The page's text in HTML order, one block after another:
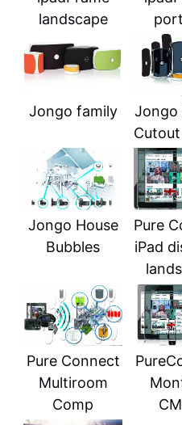
landscape
Jongo family
Jongo
Jongo House
Bubbles
Pure
iPad
Pure Connect
Multiroom
Comp